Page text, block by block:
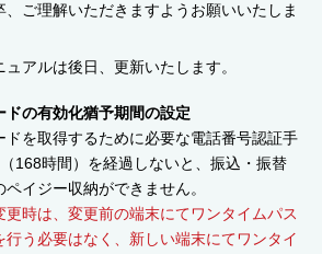
ご理解いただきますようお願いいたしま
アルは後日、更新いたします。
ドの有効化猶予期間の設定
ドを取得するために必要な電話番号認証手
168時間）を経過しないと、振込・振替
イジー収納ができません。
更時は、変更前の端末にてワンタイムパス
行う必要はなく、新しい端末にてワンタイ